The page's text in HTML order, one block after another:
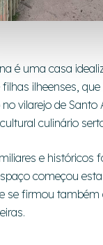
é uma casa
ilheenses,
vilarejo de Santo
culinário
e históricos
começou
se firmou também